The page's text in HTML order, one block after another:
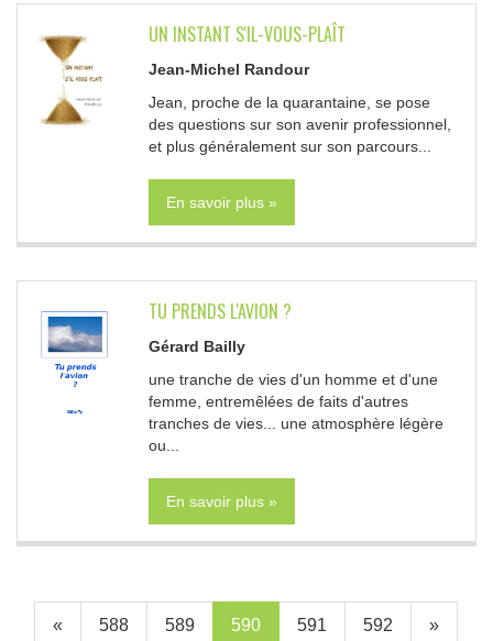
UN INSTANT S'IL-VOUS-PLAÎT
Jean-Michel Randour
Jean, proche de la quarantaine, se pose
des questions sur son avenir professionnel,
et plus généralement sur son parcours...
En savoir plus »
TU PRENDS L'AVION ?
Gérard Bailly
une tranche de vies d'un homme et d'une
femme, entremêlées de faits d'autres
tranches de vies... une atmosphère légère
ou...
En savoir plus »
« 588 589 590 591 592 »